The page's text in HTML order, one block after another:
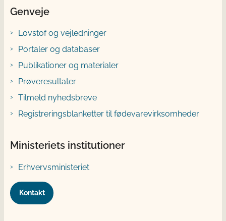
Genveje
Lovstof og vejledninger
Portaler og databaser
Publikationer og materialer
Prøveresultater
Tilmeld nyhedsbreve
Registreringsblanketter til fødevarevirksomheder
Ministeriets institutioner
Erhvervsministeriet
Kontakt